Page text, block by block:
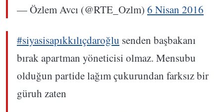
— Özlem Avcı (@RTE_Ozlm) 6 Nisan 2016
#siyasisapıkkılıçdaroğlu senden başbakanı
bırak apartman yöneticisi olmaz. Mensubu
olduğun partide lağım çukurundan farksız bir
güruh zaten